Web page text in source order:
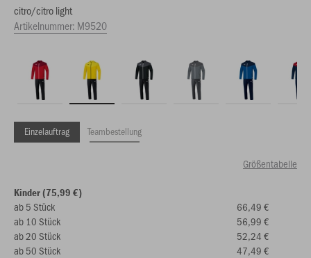
citro/citro light
Artikelnummer: M9520
Einzelauftrag Teambestellung
Größentabelle
Kinder (75,99 €)
ab 5 Stück
66,49 €
ab 10 Stück
56,99 €
ab 20 Stück
52,24 €
ab 50 Stück
47,49 €